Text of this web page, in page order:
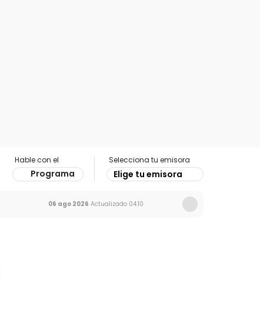
Hable con el
Programa
Selecciona tu emisora
Elige tu emisora
06 ago 2026 Actualizado 04:10